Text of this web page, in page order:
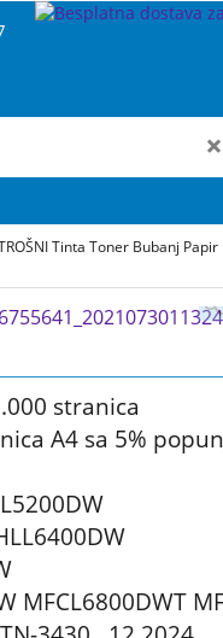
Tinta Toner Bubanj Papir
stranica
A4 sa 5%
MFCL6800DWT